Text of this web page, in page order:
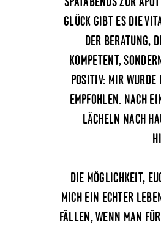
GLÜCK GIBT ES DIE
DER BERATUNG,
KOMPETENT,
POSITIV: MIR WURDE
EMPFOHLEN. NACH
LÄCHELN NACH
DIE MÖGLICHKEIT,
MICH EIN ECHTER
FÄLLEN, WENN MAN